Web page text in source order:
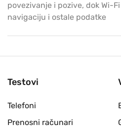
povezivanje i pozive, dok Wi-
navigaciju i ostale podatke
Testovi
Telefoni
Prenosni računari